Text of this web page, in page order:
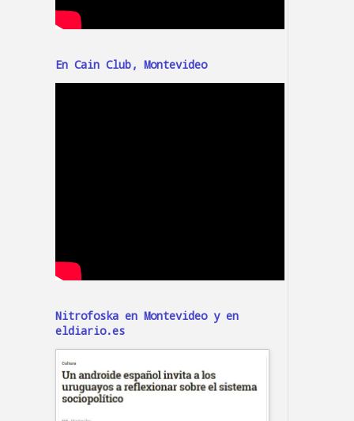
En Cain Club, Montevideo
Nitrofoska en Montevideo y en
eldiario.es